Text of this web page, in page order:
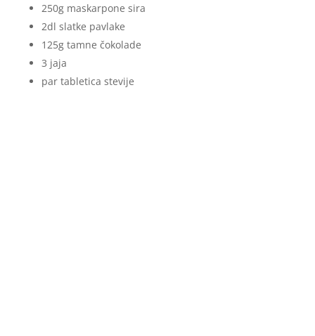
250g maskarpone sira
2dl slatke pavlake
125g tamne čokolade
3 jaja
par tabletica stevije